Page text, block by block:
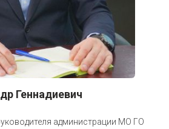
Геннадиевич
администрации МО ГО